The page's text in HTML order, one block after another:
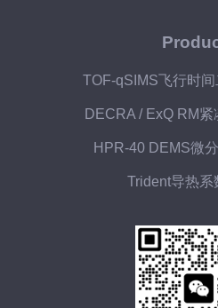
TOF-qSIMS飞行时
DECRA / ExQ RM
HPR-40 DEMS微
Trident导热系